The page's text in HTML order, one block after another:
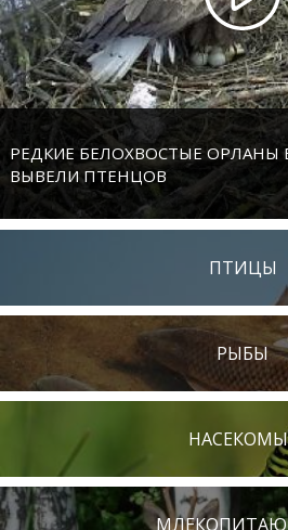
РЕДКИЕ БЕЛОХВОСТЫЕ ОРЛАНЫ
ВЫВЕЛИ ПТЕНЦОВ
ПТИЦЫ
РЫБЫ